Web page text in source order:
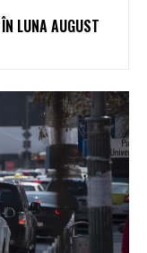
LUNA AUGUST